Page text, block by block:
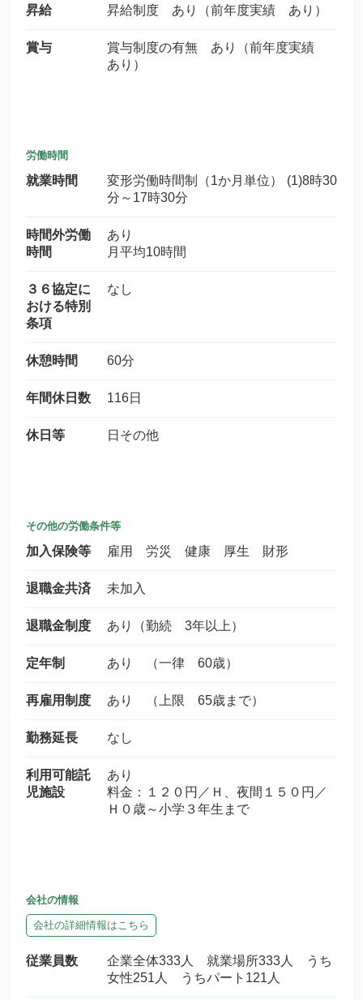
昇給 昇給制度 あり（前年度実績 あり）
賞与
賞与制度の有無 あり（前年度実績
あり）
労働時間
就業時間
変形労働時間制（1か月単位） (1)8時30
分～17時30分
時間外労働
時間
あり
月平均10時間
３６協定に
おける特別
条項
なし
休憩時間 60分
年間休日数 116日
休日等 日その他
その他の労働条件等
加入保険等 雇用 労災 健康 厚生 財形
退職金共済 未加入
退職金制度 あり（勤続 3年以上）
定年制 あり （一律 60歳）
再雇用制度 あり （上限 65歳まで）
勤務延長 なし
利用可能託
児施設
あり
料金：１２０円／Ｈ、夜間１５０円／
Ｈ０歳～小学３年生まで
会社の情報
会社の詳細情報はこちら
従業員数
企業全体333人 就業場所333人 うち
女性251人 うちパート121人